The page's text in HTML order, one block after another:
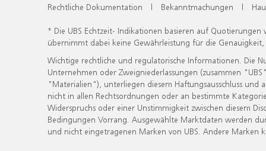
Rechtliche Dokumentation | Bekanntmachungen |
* Die UBS Echtzeit- Indikationen basieren auf
übernimmt dabei keine Gewährleistung für die
Wichtige rechtliche und regulatorische Informationen. Die
Unternehmen oder Zweigniederlassungen (zusammen
"Materialien"), unterliegen diesem Haftungsausschluss
nicht in allen Rechtsordnungen oder an bestimmte
Widerspruchs oder einer Unstimmigkeit zwischen diesem
Bedingungen Vorrang. Ausgewählte Marktdaten werden
und nicht eingetragenen Marken von UBS. Andere Marken